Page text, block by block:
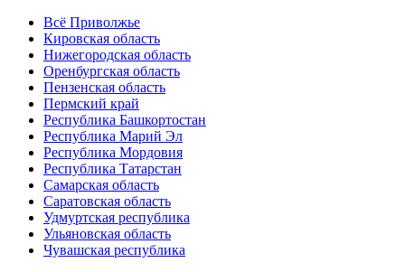
Всё Приволжье
Кировская область
Нижегородская область
Оренбургская область
Пензенская область
Пермский край
Республика Башкортостан
Республика Марий Эл
Республика Мордовия
Республика Татарстан
Самарская область
Саратовская область
Удмуртская республика
Ульяновская область
Чувашская республика